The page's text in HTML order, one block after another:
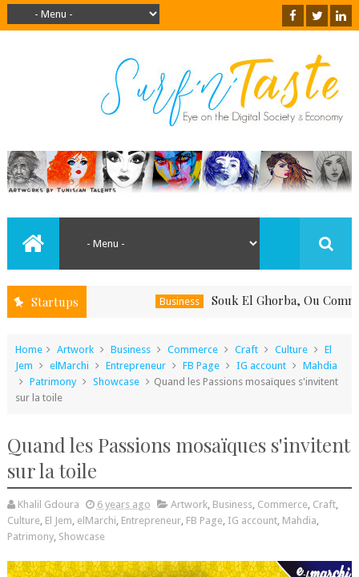
Startups Souk El Ghorba, Ou Comment
Home Artwork Business Commerce Craft Culture
El
Jem
elMarchi Entrepreneur FB Page IG account
Mahdia
Patrimony
Showcase
Quand les Passions mosaïques s'invitent
sur la toile
Quand les Passions mosaïques s'invitent
sur la toile
Khalil Gdoura 6 years ago Artwork, Business, Commerce, Craft,
Culture, El Jem, elMarchi, Entrepreneur, FB Page, IG account, Mahdia,
Patrimony, Showcase